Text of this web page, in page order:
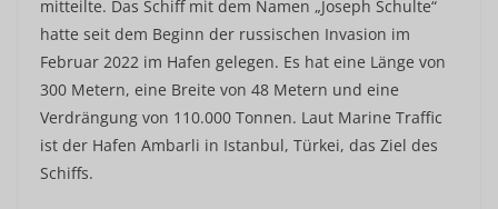
mitteilte. Das Schiff mit dem Namen „Joseph Schulte“
hatte seit dem Beginn der russischen Invasion im
Februar 2022 im Hafen gelegen. Es hat eine Länge von
300 Metern, eine Breite von 48 Metern und eine
Verdrängung von 110.000 Tonnen. Laut Marine Traffic
ist der Hafen Ambarli in Istanbul, Türkei, das Ziel des
Schiffs.